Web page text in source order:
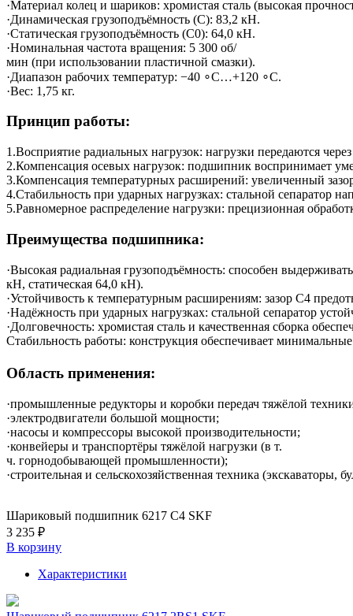
·Материал колец и шариков: хромистая сталь (высокая
·Динамическая грузоподъёмность (C): 83,2 кН.
·Статическая грузоподъёмность (C0​): 64,0 кН.
·Номинальная частота вращения: 5 300 об/
мин (при использовании пластичной смазки).
·Диапазон рабочих температур: −40 ∘C…+120 ∘C.
·Вес: 1,75 кг.
Принцип работы:
1.Восприятие радиальных нагрузок: нагрузки передаются
2.Компенсация осевых нагрузок: подшипник воспринимает
3.Компенсация температурных расширений: увеличенный
4.Стабильность при ударных нагрузках: стальной сепаратор
5.Равномерное распределение нагрузки: прецизионная
Преимущества подшипника:
·Высокая радиальная грузоподъёмность: способен
кН, статическая 64,0 кН).
·Устойчивость к температурным расширениям: зазор C4
·Надёжность при ударных нагрузках: стальной сепаратор
·Долговечность: хромистая сталь и качественная сборка
Стабильность работы: конструкция обеспечивает
Область применения:
·промышленные редукторы и коробки передач тяжёлой
·электродвигатели большой мощности;
·насосы и компрессоры высокой производительности;
·конвейеры и транспортёры тяжёлой нагрузки (в т.
ч. горнодобывающей промышленности);
·строительная и сельскохозяйственная техника (экскаваторы,
Шариковый подшипник 6217 C4 SKF
3 235 ₽
В корзину
Характеристики